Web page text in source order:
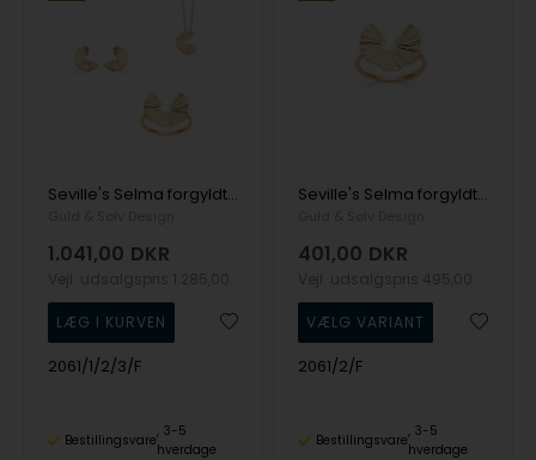
Seville's Selma forgyldt smykkesæt, 3 stk
1.041,00 DKR
2061/1/2/3/F
Bestillingsvare
3-5
hverdage
Seville's Selma forgyldt fingerring, Ø 17 mm
401,00 DKR
2061/2/F
Bestillingsvare
3-5
hverdage